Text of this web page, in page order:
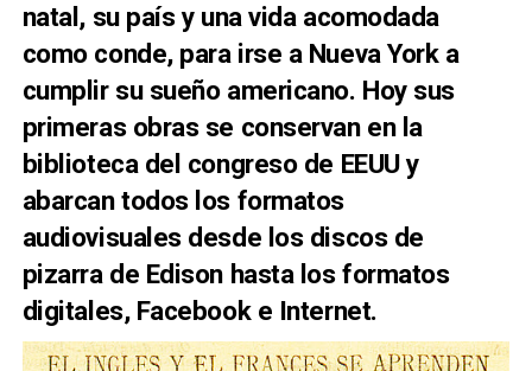
natal, su país y una vida acomodada
como conde, para irse a Nueva York a
cumplir su sueño americano. Hoy sus
primeras obras se conservan en la
biblioteca del congreso de EEUU y
abarcan todos los formatos
audiovisuales desde los discos de
pizarra de Edison hasta los formatos
digitales, Facebook e Internet.